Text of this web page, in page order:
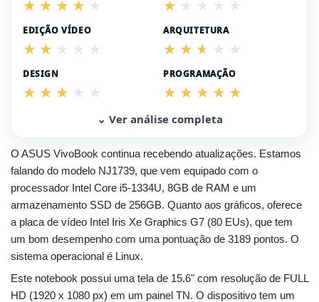
EDIÇÃO VÍDEO ARQUITETURA
DESIGN PROGRAMAÇÃO
⌄ Ver análise completa
O ASUS VivoBook continua recebendo atualizações. Estamos
falando do modelo NJ1739, que vem equipado com o
processador Intel Core i5-1334U, 8GB de RAM e um
armazenamento SSD de 256GB. Quanto aos gráficos, oferece
a placa de vídeo Intel Iris Xe Graphics G7 (80 EUs), que tem
um bom desempenho com uma pontuação de 3189 pontos. O
sistema operacional é Linux.
Este notebook possui uma tela de 15.6" com resolução de FULL
HD (1920 x 1080 px) em um painel TN. O dispositivo tem um